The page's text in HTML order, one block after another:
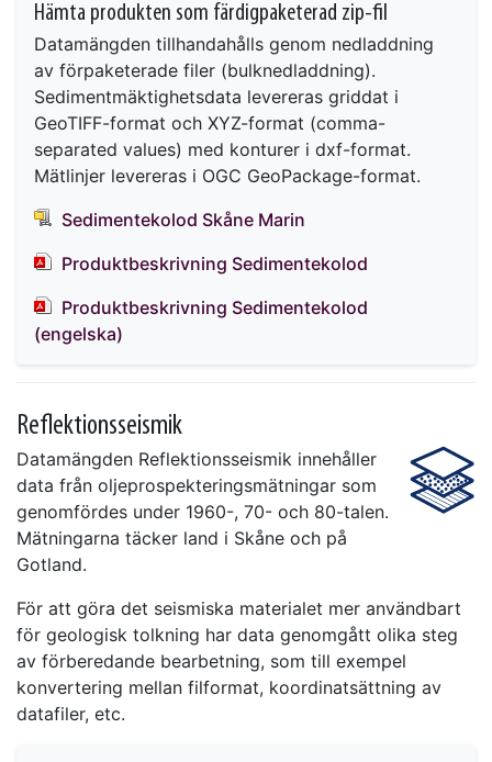
Hämta produkten som färdigpaketerad zip-fil
Datamängden tillhandahålls genom nedladdning
av förpaketerade filer (bulknedladdning).
Sedimentmäktighetsdata levereras griddat i
GeoTIFF-format och XYZ-format (comma-
separated values) med konturer i dxf-format.
Mätlinjer levereras i OGC GeoPackage-format.
Sedimentekolod Skåne Marin
Produktbeskrivning Sedimentekolod
Produktbeskrivning Sedimentekolod
(engelska)
Reflektionsseismik
Datamängden Reflektionsseismik innehåller
data från oljeprospekteringsmätningar som
genomfördes under 1960-, 70- och 80-talen.
Mätningarna täcker land i Skåne och på
Gotland.
För att göra det seismiska materialet mer användbart
för geologisk tolkning har data genomgått olika steg
av förberedande bearbetning, som till exempel
konvertering mellan filformat, koordinatsättning av
datafiler, etc.